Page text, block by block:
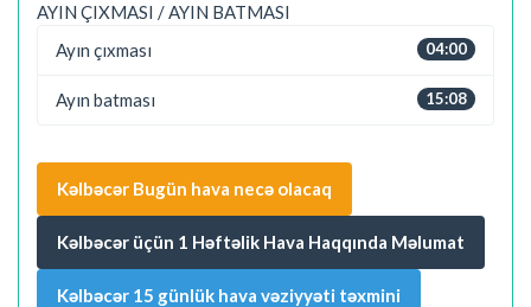
AYIN ÇIXMASI / AYIN BATMASI
04:00
Ayın çıxması
15:08
Ayın batması
Kəlbəcər Bugün hava necə olacaq
Kəlbəcər üçün 1 Həftəlik Hava Haqqında Məlumat
Kəlbəcər 15 günlük hava vəziyyəti təxmini